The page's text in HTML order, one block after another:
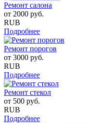
Ремонт салона
от 2000 руб.
RUB
Подробнее
Ремонт порогов
от 3000 руб.
RUB
Подробнее
Ремонт стекол
от 500 руб.
RUB
Подробнее